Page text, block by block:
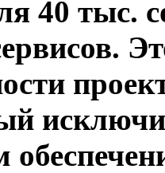
40 тыс.